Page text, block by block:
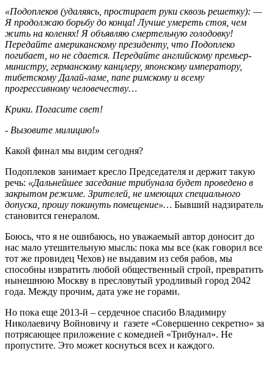
«Подоплеков (удаляясь, простирает руки сквозь решетку): —
Я продолжаю борьбу до конца! Лучше умереть стоя, чем
жить на коленях! Я объявляю смертельную голодовку!
Передайте американскому президенту, что Подоплеко
погибает, но не сдается. Передайте английскому премьер-
министру, германскому канцлеру, японскому императору,
тибетскому Далай-ламе, папе римскому и всему
прогрессивному человечеству…
Крики. Погасите свет!
- Вызовите милицию!»
Какой финал мы видим сегодня?
Подоплеков занимает кресло Председателя и держит такую
речь: «Дальнейшее заседание трибунала будет проведено в
закрытом режиме. Зрителей, не имеющих специального
допуска, прошу покинуть помещение»… Бывший надзиратель
становится генералом.
Боюсь, что я не ошибаюсь, но уважаемый автор доносит до
нас мало утешительную мысль: пока мы все (как говорил все
тот же провидец Чехов) не выдавим из себя рабов, мы
способны извратить любой общественный строй, превратить
нынешнюю Москву в пресловутый уродливый город 2042
года. Между прочим, дата уже не горами.
Но пока еще 2013-й – сердечное спасибо Владимиру
Николаевичу Войновичу и газете «Совершенно секретно» за
потрясающее приложение с комедией «Трибунал». Не
пропустите. Это может коснуться всех и каждого.